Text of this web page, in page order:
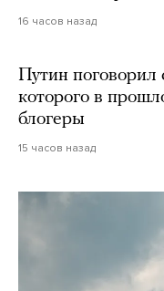
16 часов назад
Путин
которого в
блогеры
15 часов назад